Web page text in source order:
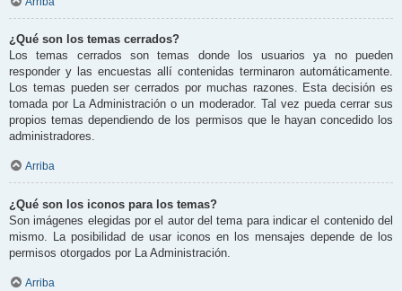
¿Qué son los temas cerrados?
Los temas cerrados son temas donde los usuarios ya no pueden
responder y las encuestas allí contenidas terminaron automáticamente.
Los temas pueden ser cerrados por muchas razones. Esta decisión es
tomada por La Administración o un moderador. Tal vez pueda cerrar sus
propios temas dependiendo de los permisos que le hayan concedido los
administradores.
Arriba
¿Qué son los iconos para los temas?
Son imágenes elegidas por el autor del tema para indicar el contenido del
mismo. La posibilidad de usar iconos en los mensajes depende de los
permisos otorgados por La Administración.
Arriba